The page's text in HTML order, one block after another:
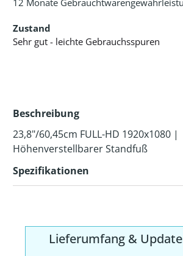
12 Monate
Zustand
Sehr gut - leichte Gebrauchsspuren
Beschreibung
23,8"/60,45cm FULL-HD 1920x1080 |
Höhenverstellbarer Standfuß
Spezifikationen
Lieferumfang &